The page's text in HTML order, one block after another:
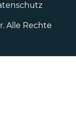
Alle Rechte